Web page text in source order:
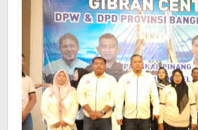
Ketua
DPD
Babar
Resmi
Di
lantik